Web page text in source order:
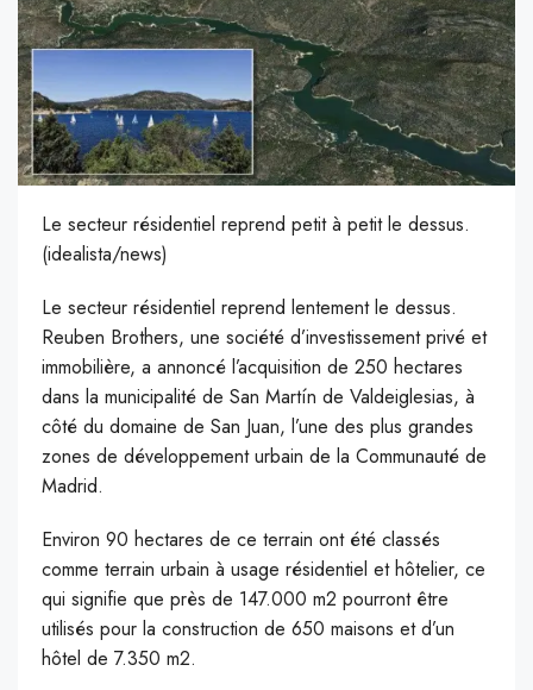
Le secteur résidentiel reprend petit à petit le dessus.
(idealista/news)
Le secteur résidentiel reprend lentement le dessus.
Reuben Brothers, une société d’investissement privé et
immobilière, a annoncé l’acquisition de 250 hectares
dans la municipalité de San Martín de Valdeiglesias, à
côté du domaine de San Juan, l’une des plus grandes
zones de développement urbain de la Communauté de
Madrid.
Environ 90 hectares de ce terrain ont été classés
comme terrain urbain à usage résidentiel et hôtelier, ce
qui signifie que près de 147.000 m2 pourront être
utilisés pour la construction de 650 maisons et d’un
hôtel de 7.350 m2.